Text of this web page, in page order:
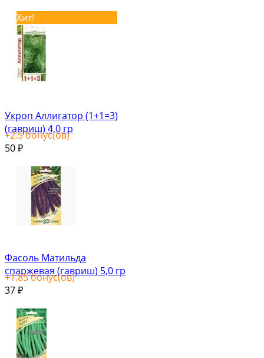
Хит!
Укроп Аллигатор (1+1=3)
(гавриш) 4,0 гр
+2.5бонус(ов)
50 ₽
Фасоль Матильда
спаржевая (гавриш) 5,0 гр
+1.85бонус(ов)
37 ₽